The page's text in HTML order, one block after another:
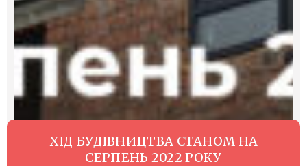
ХІД БУДІВНИЦТВА СТАНОМ НА
СЕРПЕНЬ 2022 РОКУ